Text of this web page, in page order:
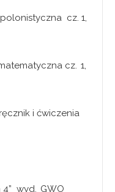
cz. 1,
cz. 1,
i ćwiczenia
4” wyd. GWO